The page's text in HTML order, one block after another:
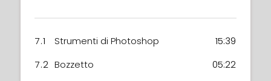
7.1 Strumenti di Photoshop
15:39
7.2 Bozzetto 05:22